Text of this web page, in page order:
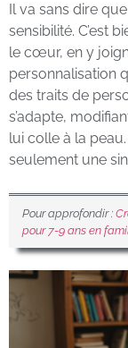
Il va sans dire
sensibilité. C’est
le cœur, en y
personnalisation
des traits de
s’adapte,
lui colle à la
seulement une
Pour approfondir :
pour 7-9 ans en